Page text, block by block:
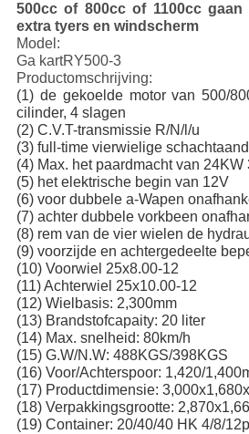
500cc of 800cc of 1100cc
extra tyers en windscherm
Model:
Ga kartRY500-3
Productomschrijving:
(1) de gekoelde motor van 500/
cilinder, 4 slagen
(2) C.V.T-transmissie R/N/l/u
(3) full-time vierwielige
(4) Max. het paardmacht van 24KW
(5) het elektrische begin van 12V
(6) voor dubbele a-Wapen
(7) achter dubbele vorkbeen
(8) rem van de vier wielen de
(9) voorzijde en achtergedeelte
(10) Voorwiel 25x8.00-12
(11) Achterwiel 25x10.00-12
(12) Wielbasis: 2,300mm
(13) Brandstofcapaity: 20 liter
(14) Max. snelheid: 80km/h
(15) G.W/N.W: 488KGS/398KGS
(16) Voor/Achterspoor: 1,420/
(17) Productdimensie:
(18) Verpakkingsgrootte:
(19) Container: 20/40/40 HK 4/8/